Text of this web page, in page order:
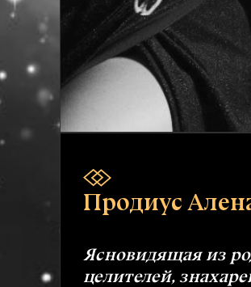
Продиус
Ясновидящая из
целителей,